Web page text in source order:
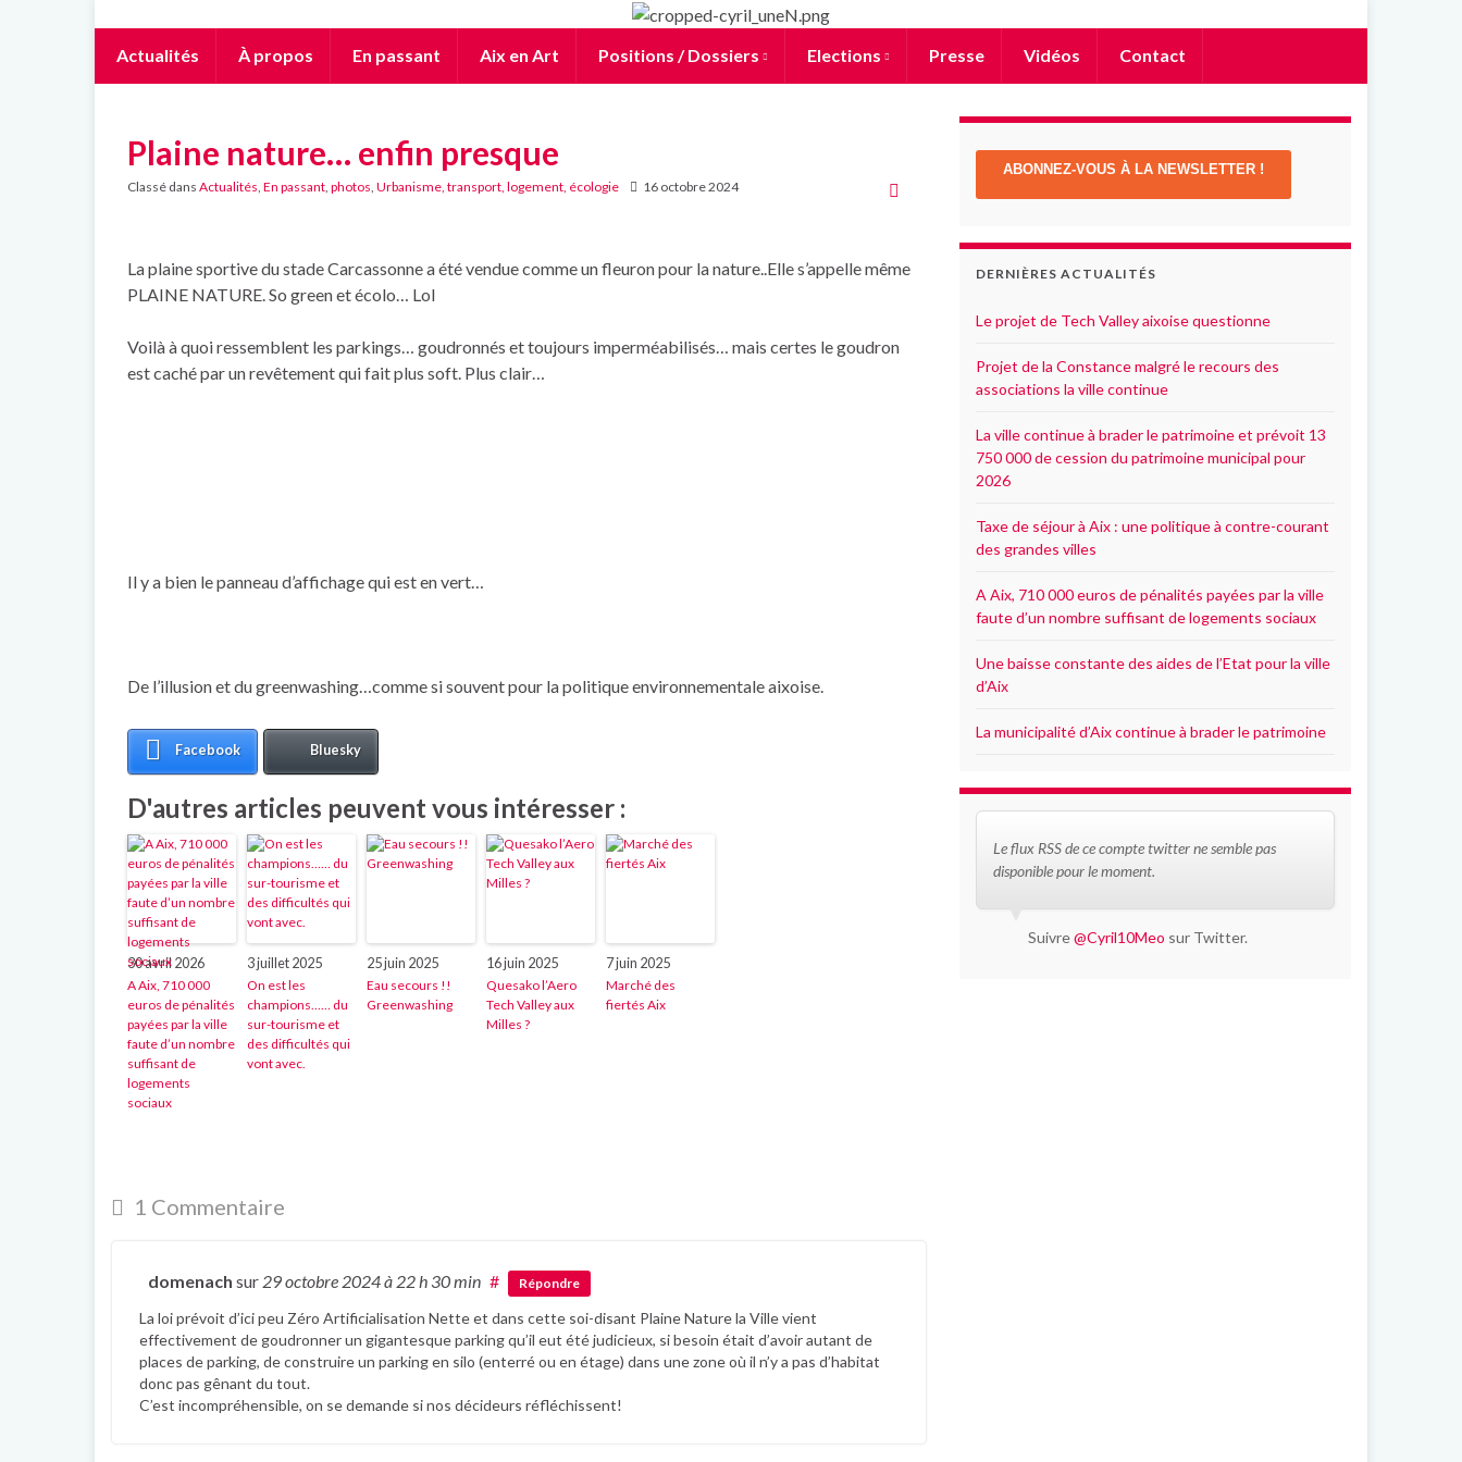
Actualités À propos En passant Aix en Art Positions / Dossiers Elections Presse Vidéos Contact
Plaine nature… enfin presque
Classé dans Actualités En passant photos Urbanisme, transport, logement, écologie 16 octobre 2024
La plaine sportive du stade Carcassonne a été vendue comme un fleuron pour la nature..Elle s’appelle même
PLAINE NATURE. So green et écolo… Lol
Voilà à quoi ressemblent les parkings… goudronnés et toujours imperméabilisés… mais certes le goudron
est caché par un revêtement qui fait plus soft. Plus clair…
Il y a bien le panneau d’affichage qui est en vert…
De l’illusion et du greenwashing…comme si souvent pour la politique environnementale aixoise.
Facebook Bluesky
D'autres articles peuvent vous intéresser :
30 avril 2026
A Aix, 710 000
euros de pénalités
payées par la ville
faute d’un nombre
suffisant de
logements
sociaux
3 juillet 2025
On est les
champions…… du
sur-tourisme et
des difficultés qui
vont avec.
25 juin 2025
Eau secours !!
Greenwashing
16 juin 2025
Quesako l’Aero
Tech Valley aux
Milles ?
7 juin 2025
Marché des
fiertés Aix
1 Commentaire
domenach sur 29 octobre 2024à 22 h 30 min # Répondre
La loi prévoit d’ici peu Zéro Artificialisation Nette et dans cette soi-disant Plaine Nature la Ville vient
effectivement de goudronner un gigantesque parking qu’il eut été judicieux, si besoin était d’avoir autant de
places de parking, de construire un parking en silo (enterré ou en étage) dans une zone où il n’y a pas d’habitat
donc pas gênant du tout.
C’est incompréhensible, on se demande si nos décideurs réfléchissent!
ABONNEZ-VOUS À LA NEWSLETTER !
DERNIÈRES ACTUALITÉS
Le projet de Tech Valley aixoise questionne
Projet de la Constance malgré le recours des
associations la ville continue
La ville continue à brader le patrimoine et prévoit 13
750 000 de cession du patrimoine municipal pour
2026
Taxe de séjour à Aix : une politique à contre-courant
des grandes villes
A Aix, 710 000 euros de pénalités payées par la ville
faute d’un nombre suffisant de logements sociaux
Une baisse constante des aides de l’Etat pour la ville
d’Aix
La municipalité d’Aix continue à brader le patrimoine
Le flux RSS de ce compte twitter ne semble pas
disponible pour le moment.
Suivre@Cyril10Meo sur Twitter.